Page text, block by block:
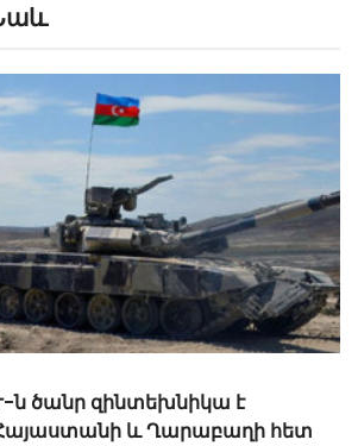
դրել իմ տուն. մինչև ամեն բան
դուրս չի դնի»